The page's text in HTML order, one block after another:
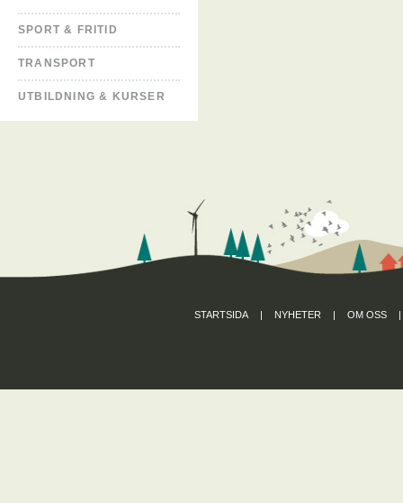
SPORT & FRITID
TRANSPORT
UTBILDNING & KURSER
STARTSIDA | NYHETER | OM OSS |